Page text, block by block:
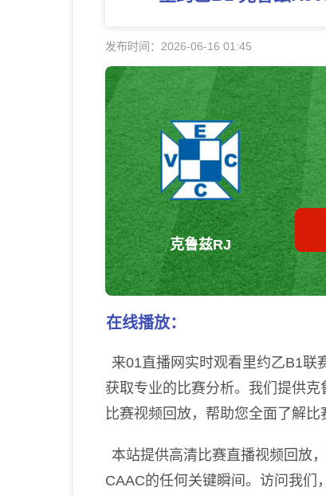
发布时间：2026-06-16 01:45
克鲁兹RJ
在线播放：
来01直播网实时观看里约乙B1联
获取专业的比赛分析。我们提供
比赛视频回放，帮助您全面了解比
本站提供高清比赛直播视频回放
CAAC的任何关键瞬间。访问我们